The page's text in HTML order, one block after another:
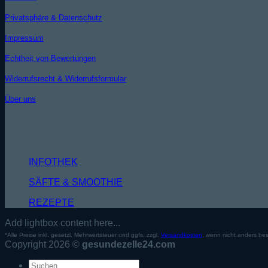
Privatsphäre & Datenschutz
Impressum
Echtheit von Bewertungen
Widerrufsrecht & Widerrufsformular
Über uns
INFOTHEK
SÄFTE & SMOOTHIE
REZEPTE
Add lightbox content here...
*Alle Preise inkl. gesetzl. Mehrwertsteuer und ggfs. zzgl. Versandkosten , wenn nicht anders
Copyright 2026 © gesundezelle24.com
Suche